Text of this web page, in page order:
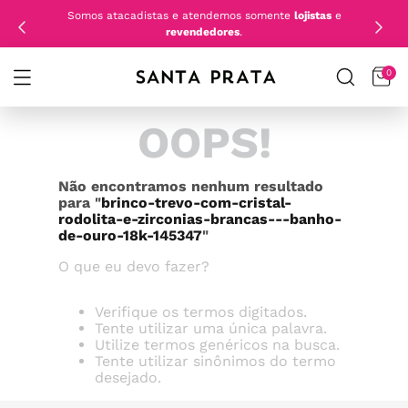
Somos atacadistas e atendemos somente lojistase
revendedores.
0
OOPS!
Não encontramos nenhum resultado
para "brinco-trevo-com-cristal-
rodolita-e-zirconias-brancas---banho-
de-ouro-18k-145347"
O que eu devo fazer?
Verifique os termos digitados.
Tente utilizar uma única palavra.
Utilize termos genéricos na busca.
Tente utilizar sinônimos do termo
desejado.